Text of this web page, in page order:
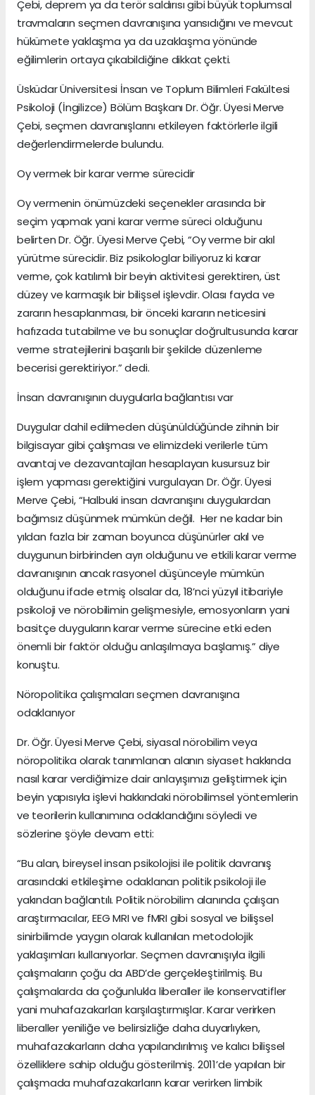
Çebi, deprem ya da terör saldırısı gibi büyük toplumsal
travmaların seçmen davranışına yansıdığını ve mevcut
hükümete yaklaşma ya da uzaklaşma yönünde
eğilimlerin ortaya çıkabildiğine dikkat çekti.
Üsküdar Üniversitesi İnsan ve Toplum Bilimleri Fakültesi
Psikoloji (İngilizce) Bölüm Başkanı Dr. Öğr. Üyesi Merve
Çebi, seçmen davranışlarını etkileyen faktörlerle ilgili
değerlendirmelerde bulundu.
Oy vermek bir karar verme sürecidir
Oy vermenin önümüzdeki seçenekler arasında bir
seçim yapmak yani karar verme süreci olduğunu
belirten Dr. Öğr. Üyesi Merve Çebi, “Oy verme bir akıl
yürütme sürecidir. Biz psikologlar biliyoruz ki karar
verme, çok katılımlı bir beyin aktivitesi gerektiren, üst
düzey ve karmaşık bir bilişsel işlevdir. Olası fayda ve
zararın hesaplanması, bir önceki kararın neticesini
hafızada tutabilme ve bu sonuçlar doğrultusunda karar
verme stratejilerini başarılı bir şekilde düzenleme
becerisi gerektiriyor.” dedi.
İnsan davranışının duygularla bağlantısı var
Duygular dahil edilmeden düşünüldüğünde zihnin bir
bilgisayar gibi çalışması ve elimizdeki verilerle tüm
avantaj ve dezavantajları hesaplayan kusursuz bir
işlem yapması gerektiğini vurgulayan Dr. Öğr. Üyesi
Merve Çebi, “Halbuki insan davranışını duygulardan
bağımsız düşünmek mümkün değil. Her ne kadar bin
yıldan fazla bir zaman boyunca düşünürler akıl ve
duygunun birbirinden ayrı olduğunu ve etkili karar verme
davranışının ancak rasyonel düşünceyle mümkün
olduğunu ifade etmiş olsalar da, 18’nci yüzyıl itibariyle
psikoloji ve nörobilimin gelişmesiyle, emosyonların yani
basitçe duyguların karar verme sürecine etki eden
önemli bir faktör olduğu anlaşılmaya başlamış.” diye
konuştu.
Nöropolitika çalışmaları seçmen davranışına
odaklanıyor
Dr. Öğr. Üyesi Merve Çebi, siyasal nörobilim veya
nöropolitika olarak tanımlanan alanın siyaset hakkında
nasıl karar verdiğimize dair anlayışımızı geliştirmek için
beyin yapısıyla işlevi hakkındaki nörobilimsel yöntemlerin
ve teorilerin kullanımına odaklandığını söyledi ve
sözlerine şöyle devam etti:
“Bu alan, bireysel insan psikolojisi ile politik davranış
arasındaki etkileşime odaklanan politik psikoloji ile
yakından bağlantılı. Politik nörobilim alanında çalışan
araştırmacılar, EEG MRI ve fMRI gibi sosyal ve bilişsel
sinirbilimde yaygın olarak kullanılan metodolojik
yaklaşımları kullanıyorlar. Seçmen davranışıyla ilgili
çalışmaların çoğu da ABD’de gerçekleştirilmiş. Bu
çalışmalarda da çoğunlukla liberaller ile konservatifler
yani muhafazakarları karşılaştırmışlar. Karar verirken
liberaller yeniliğe ve belirsizliğe daha duyarlıyken,
muhafazakarların daha yapılandırılmış ve kalıcı bilişsel
özelliklere sahip olduğu gösterilmiş. 2011’de yapılan bir
çalışmada muhafazakarların karar verirken limbik